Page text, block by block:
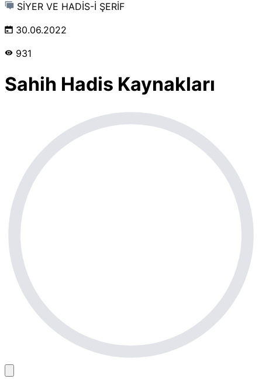
SİYER VE HADİS-İ ŞERİF
30.06.2022
931
Sahih Hadis Kaynakları